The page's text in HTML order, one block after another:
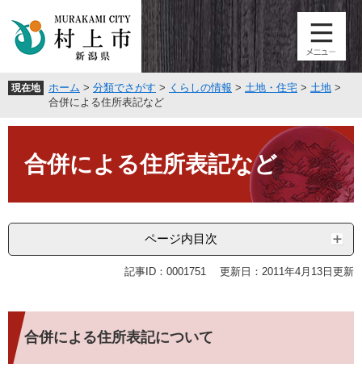
頭
す
飛
し
現在地 ホーム > 分類でさがす > くらしの情報 > 土地・住宅 > 土地 >
合併による住所表記など
合併による住所表記など
ページ内目次
記事ID：0001751 更新日：2011年4月13日更新
合併による住所表記について